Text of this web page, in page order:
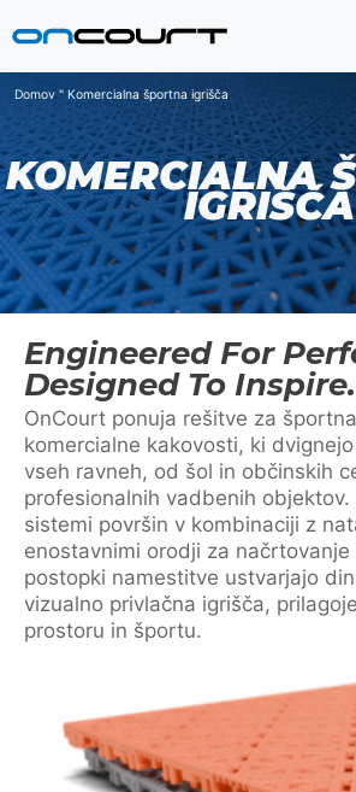
na
Domov " Komercialna športna igrišča
KOMERCIALNA
IGRIŠČA
Engineered For
Designed To Inspire.
OnCourt ponuja rešitve za
komercialne kakovosti, ki
vseh ravneh, od šol in občinskih
profesionalnih vadbenih
sistemi površin v kombinaciji z
enostavnimi orodji za
postopki namestitve ustvarjajo
vizualno privlačna igrišča,
prostoru in športu.